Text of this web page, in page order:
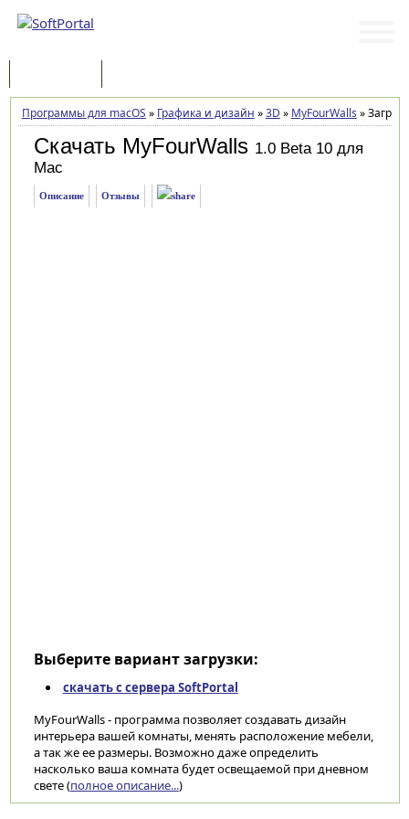
Программы для macOS » Графика и дизайн »3D » MyFourWalls »
Скачать MyFourWalls 1.0 Beta 10 для
Mac
Описание Отзывы
Выберите вариант загрузки:
скачать с сервера SoftPortal
MyFourWalls - программа позволяет создавать дизайн
интерьера вашей комнаты, менять расположение мебели,
а так же ее размеры. Возможно даже определить
насколько ваша комната будет освещаемой при дневном
свете (полное описание...)